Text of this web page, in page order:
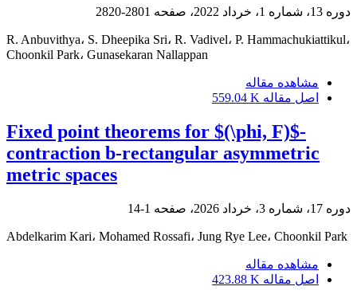
دوره 13، شماره 1، خرداد 2022، صفحه 2801-2820
R. Anbuvithya، S. Dheepika Sri، R. Vadivel، P. Hammachukiattikul،
Choonkil Park، Gunasekaran Nallappan
مشاهده مقاله
اصل مقاله 559.04 K
Fixed point theorems for $(\phi, F)$-
contraction b-rectangular asymmetric
metric spaces
دوره 17، شماره 3، خرداد 2026، صفحه 1-14
Abdelkarim Kari، Mohamed Rossafi، Jung Rye Lee، Choonkil Park
مشاهده مقاله
اصل مقاله 423.88 K